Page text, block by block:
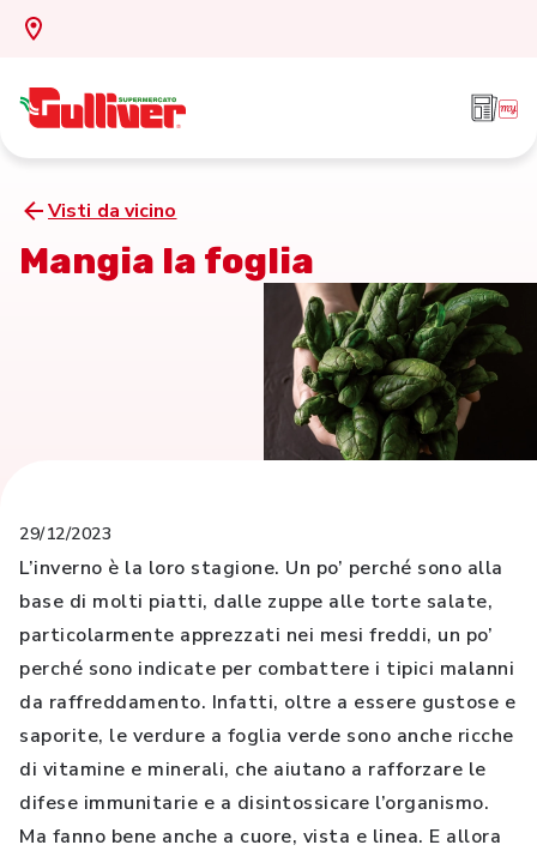
Visti da vicino
Mangia la foglia
29/12/2023
L’inverno è la loro stagione. Un po’ perché sono alla
base di molti piatti, dalle zuppe alle torte salate,
particolarmente apprezzati nei mesi freddi, un po’
perché sono indicate per combattere i tipici malanni
da raffreddamento. Infatti, oltre a essere gustose e
saporite, le verdure a foglia verde sono anche ricche
di vitamine e minerali, che aiutano a rafforzare le
difese immunitarie e a disintossicare l’organismo.
Ma fanno bene anche a cuore, vista e linea. E allora